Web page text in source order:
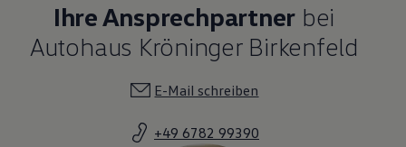
Ihre Ansprechpartner bei
Autohaus Kröninger Birkenfeld
E-Mail schreiben
+49 6782 99390